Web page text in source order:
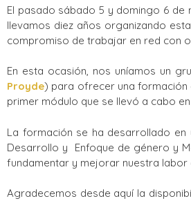
El pasado sábado 5 y domingo 6 de
llevamos diez años organizando
compromiso de trabajar en red con
En esta ocasión, nos uníamos un
Proyde) para ofrecer una formación
primer módulo que se llevó a cabo
La formación se ha desarrollado en
Desarrollo y Enfoque de género y
fundamentar y mejorar nuestra labor
Agradecemos desde aquí la